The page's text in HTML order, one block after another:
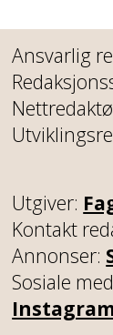
Ansvarlig
Utgiver:
Kontakt
Annonser:
Sosiale